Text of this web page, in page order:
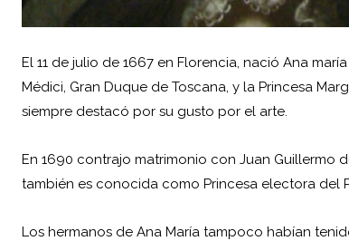
El 11 de julio de 1667 en Florencia, nació Ana
Médici, Gran Duque de Toscana, y la Princesa
siempre destacó por su gusto por el arte.
En 1690 contrajo matrimonio con Juan Guillermo
también es conocida como Princesa electora del
Los hermanos de Ana María tampoco habían